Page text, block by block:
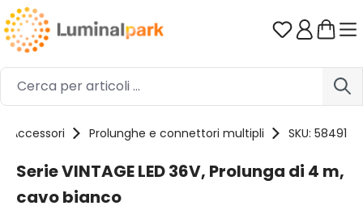
Passa al contenuto principale Hai 0
Accessori Prolunghe e connettori multipli SKU: 58491
Serie VINTAGE LED 36V, Prolunga di 4 m,
cavo bianco